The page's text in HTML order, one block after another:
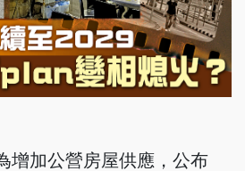
增加公營房屋供應，公布